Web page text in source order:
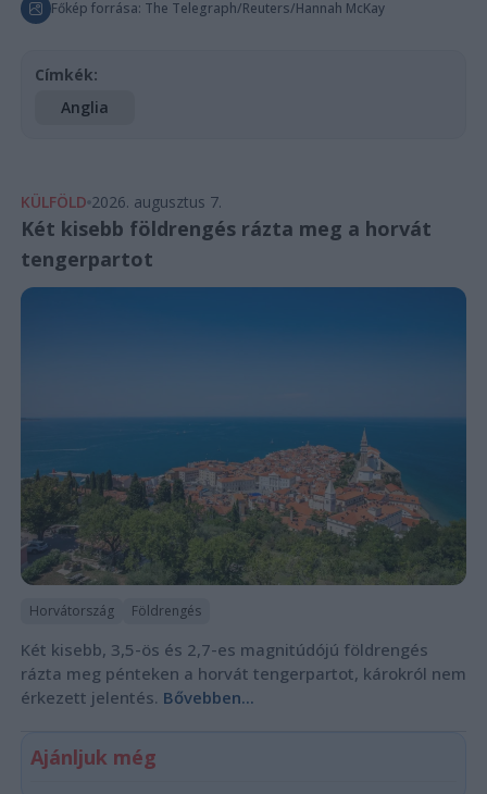
Főkép forrása: The Telegraph/Reuters/Hannah McKay
Címkék:
Anglia
KÜLFÖLD 2026. augusztus 7.
Két kisebb földrengés rázta meg a horvát
tengerpartot
Horvátország Földrengés
Két kisebb, 3,5-ös és 2,7-es magnitúdójú földrengés
rázta meg pénteken a horvát tengerpartot, károkról nem
érkezett jelentés. Bővebben...
Ajánljuk még